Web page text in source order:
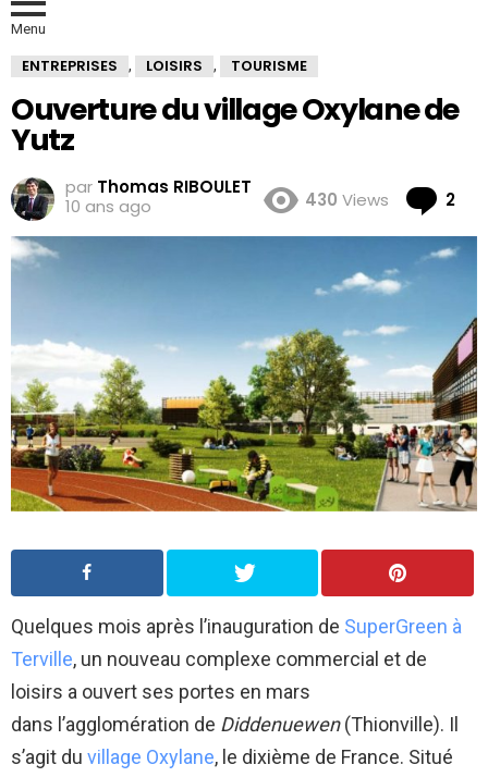
Menu
ENTREPRISES , LOISIRS , TOURISME
Ouverture du village Oxylane de
Yutz
par Thomas RIBOULET
10 ans ago
430 Views 2
Quelques mois après l’inauguration de SuperGreen à
Terville, un nouveau complexe commercial et de
loisirs a ouvert ses portes en mars
dans l’agglomération de Diddenuewen(Thionville). Il
s’agit du village Oxylane, le dixième de France. Situé